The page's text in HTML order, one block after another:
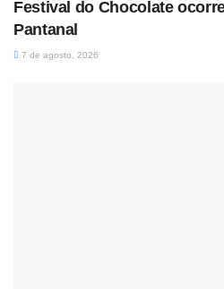
Festival do Chocolate
Pantanal
7 de agosto, 2026